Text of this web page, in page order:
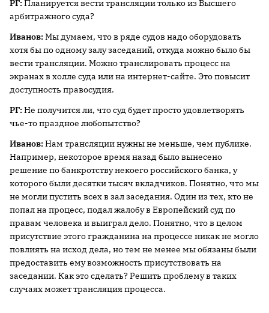
РГ:Планируется вести трансляции только из Высшего
арбитражного суда?
Иванов:Мы думаем, что в ряде судов надо оборудовать
хотя бы по одному залу заседаний, откуда можно было бы
вести трансляции. Можно транслировать процесс на
экранах в холле суда или на интернет-сайте. Это повысит
доступность правосудия.
РГ:Не получится ли, что суд будет просто удовлетворять
чье-то праздное любопытство?
Иванов:Нам трансляции нужны не меньше, чем публике.
Например, некоторое время назад было вынесено
решение по банкротству некоего российского банка, у
которого были десятки тысяч вкладчиков. Понятно, что мы
не могли пустить всех в зал заседания. Один из тех, кто не
попал на процесс, подал жалобу в Европейский суд по
правам человека и выиграл дело. Понятно, что в целом
присутствие этого гражданина на процессе никак не могло
повлиять на исход дела, но тем не менее мы обязаны были
предоставить ему возможность присутствовать на
заседании. Как это сделать? Решить проблему в таких
случаях может трансляция процесса.